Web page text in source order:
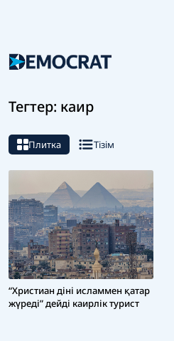
Тегтер: каир
Плитка Тізім
“Христиан діні исламмен қатар
жүреді” дейді каирлік турист